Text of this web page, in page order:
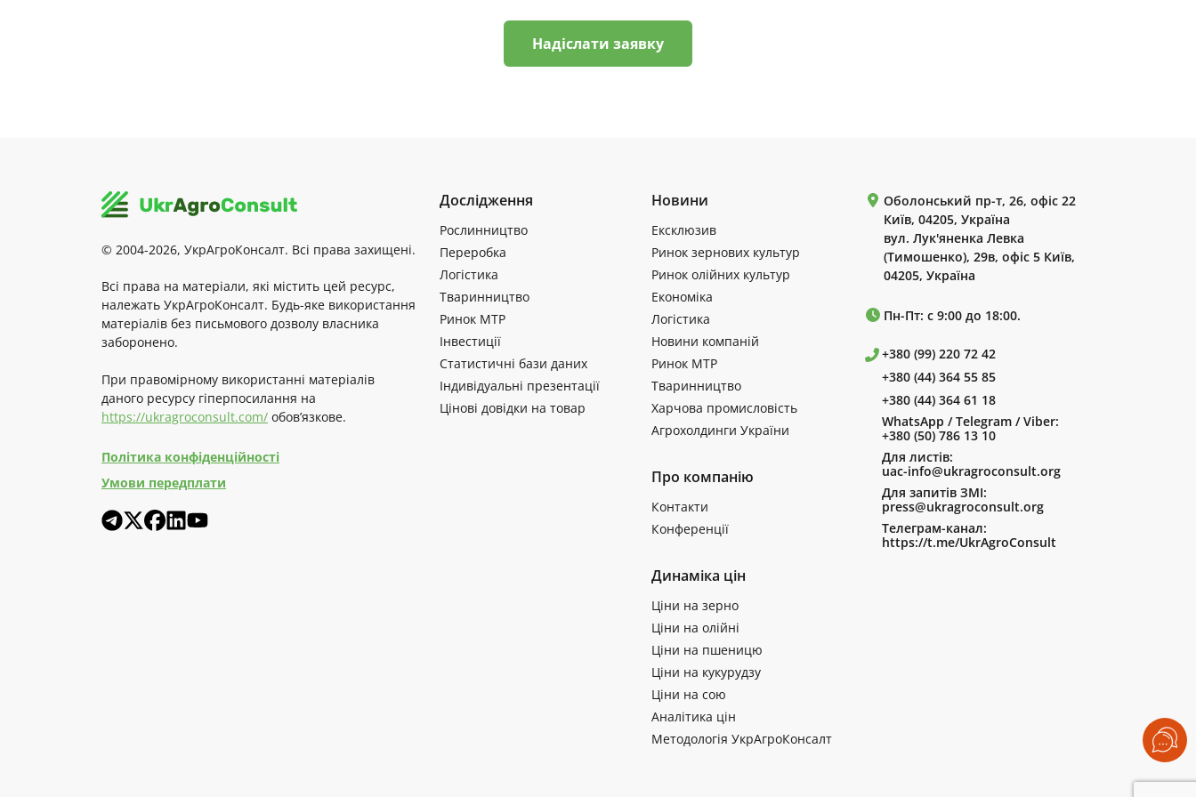
Надіслати заявку
© 2004-2026, УкрАгроКонсалт. Всі права захищені.
Всі права на матеріали, які містить цей ресурс,
належать УкрАгроКонсалт. Будь-яке використання
матеріалів без письмового дозволу власника
заборонено.
При правомірному використанні матеріалів
даного ресурсу гіперпосилання на
https://ukragroconsult.com/ обов’язкове.
Політика конфіденційності
Умови передплати
Дослідження
Рослинництво
Переробка
Логістика
Тваринництво
Ринок МТР
Інвестиції
Статистичні бази даних
Індивідуальні презентації
Цінові довідки на товар
Новини
Ексклюзив
Ринок зернових культур
Ринок олійних культур
Економіка
Логістика
Новини компаній
Ринок МТР
Тваринництво
Харчова промисловість
Агрохолдинги України
Про компанію
Контакти
Конференції
Динаміка цін
Ціни на зерно
Ціни на олійні
Ціни на пшеницю
Ціни на кукурудзу
Ціни на сою
Аналітика цін
Методологія УкрАгроКонсалт
Оболонський пр-т, 26, офіс 22
Київ, 04205, Україна
вул. Лук'яненка Левка
(Тимошенко), 29в, офіс 5 Київ,
04205, Україна
Пн-Пт: с 9:00 до 18:00.
+380 (99) 220 72 42
+380 (44) 364 55 85
+380 (44) 364 61 18
WhatsApp / Telegram / Viber:
+380 (50) 786 13 10
Для листів:
uac-info@ukragroconsult.org
Для запитів ЗМІ:
press@ukragroconsult.org
Телеграм-канал:
https://t.me/UkrAgroConsult